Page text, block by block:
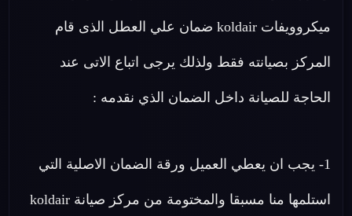
ميكروويفات koldair ضمان علي العطل الذى قام
المركز بصيانته فقط ولذلك يرجى اتباع الاتى عند
الحاجة للصيانة داخل الضمان الذي نقدمه :
1- يجب ان يعطي العميل ورقة الضمان الاصلية التي
استلمها منا مسبقا والمختومة من مركز صيانة koldair